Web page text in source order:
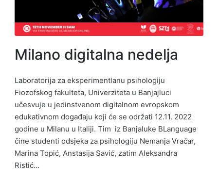
Milano digitalna nedelja
Laboratorija za eksperimentlanu psihologiju
Fiozofskog fakulteta, Univerziteta u Banjajluci
učesvuje u jedinstvenom digitalnom evropskom
edukativnom događaju koji će se održati 12.11. 2022
godine u Milanu u Italiji. Tim iz Banjaluke BLanguage
čine studenti odsjeka za psihologiju Nemanja Vračar,
Marina Topić, Anstasija Savić, zatim Aleksandra
Ristić…